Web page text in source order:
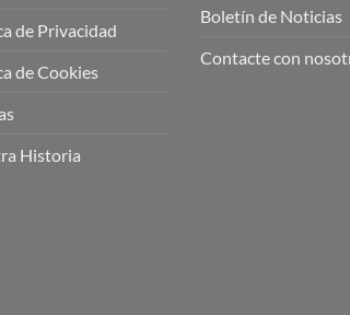
de Privacidad
de Cookies
Historia
Boletín de Noticias
Contacte con